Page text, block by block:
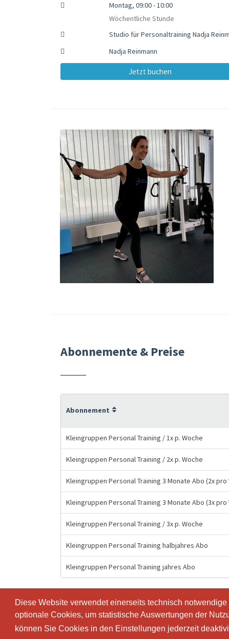
Diese Website verwendet einerseits technisch
optionale Cookies, um statistische Auswertungen der
können Sie Cookies in den Einstellungen jederzeit
Diese Website verwendet einerseits technisch
optionale Cookies, um statistische Auswertungen der
können Sie Cookies in den Einstellungen jederzeit
Montag, 09:00 - 10:00
Wöchentliche Stunde
Studio für Personaltraining Nadja
Nadja Reinmann
Jetzt buchen
Abonnemente & Preise
Abonnement
Kleingruppen Personal Training / 1x p. Woche
Kleingruppen Personal Training / 2x p. Woche
Kleingruppen Personal Training 3 Monate Abo (2x pro
Kleingruppen Personal Training 3 Monate Abo (3x pro
Kleingruppen Personal Training / 3x p. Woche
Kleingruppen Personal Training halbjahres Abo
Kleingruppen Personal Training jahres Abo
© SportsNow® 2026. Die Schweizer Software für dein